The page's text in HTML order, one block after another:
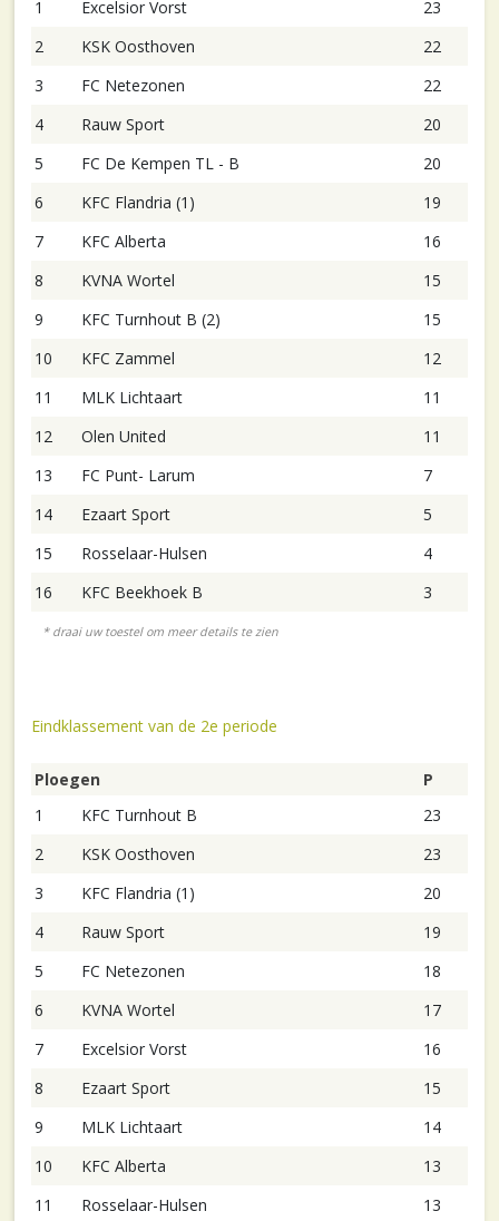
1
Excelsior Vorst
23
2
KSK Oosthoven
22
3
FC Netezonen
22
4
Rauw Sport
20
5
FC De Kempen TL - B
20
6
KFC Flandria (1)
19
7
KFC Alberta
16
8
KVNA Wortel
15
9
KFC Turnhout B (2)
15
10
KFC Zammel
12
11
MLK Lichtaart
11
12
Olen United
11
13
FC Punt- Larum
7
14
Ezaart Sport
5
15
Rosselaar-Hulsen
4
16
KFC Beekhoek B 3
Eindklassement van de 2e periode
Ploegen
P
1
KFC Turnhout B
23
2
KSK Oosthoven
23
3
KFC Flandria (1)
20
4
Rauw Sport
19
5
FC Netezonen
18
6
KVNA Wortel
17
7
Excelsior Vorst
16
8
Ezaart Sport
15
9
MLK Lichtaart
14
10
KFC Alberta
13
11
Rosselaar-Hulsen 13